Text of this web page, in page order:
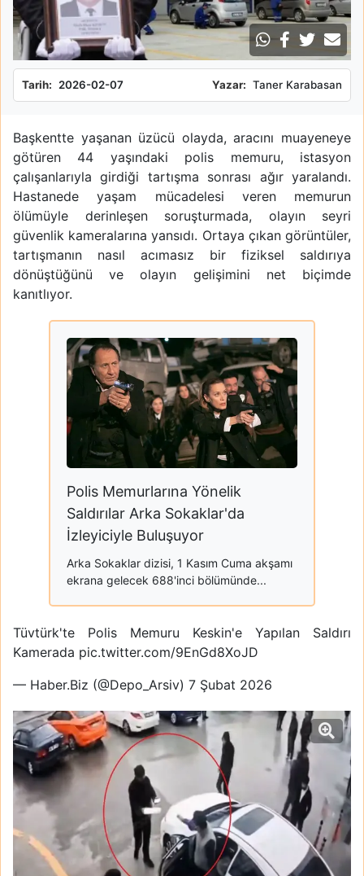
Tarih: 2026-02-07 Yazar: Taner Karabasan
Başkentte yaşanan üzücü olayda, aracını muayeneye
götüren 44 yaşındaki polis memuru, istasyon
çalışanlarıyla girdiği tartışma sonrası ağır yaralandı.
Hastanede yaşam mücadelesi veren memurun
ölümüyle derinleşen soruşturmada, olayın seyri
güvenlik kameralarına yansıdı. Ortaya çıkan görüntüler,
tartışmanın nasıl acımasız bir fiziksel saldırıya
dönüştüğünü ve olayın gelişimini net biçimde
kanıtlıyor.
Polis Memurlarına Yönelik
Saldırılar Arka Sokaklar'da
İzleyiciyle Buluşuyor
Arka Sokaklar dizisi, 1 Kasım Cuma akşamı
ekrana gelecek 688'inci bölümünde...
Tüvtürk'te Polis Memuru Keskin'e Yapılan Saldırı
Kamerada pic.twitter.com/9EnGd8XoJD
— Haber.Biz (@Depo_Arsiv) 7 Şubat 2026